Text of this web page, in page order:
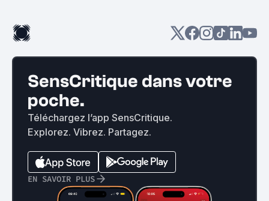
SensCritique dans votre
poche.
Téléchargez l’app SensCritique.
Explorez. Vibrez. Partagez.
EN SAVOIR PLUS